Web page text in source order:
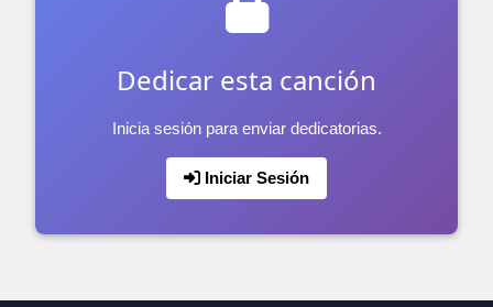
Dedicar esta canción
Inicia sesión para enviar dedicatorias.
Iniciar Sesión